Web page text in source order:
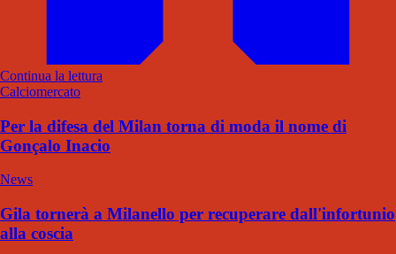
Continua la lettura
Calciomercato
Per la difesa del Milan torna di moda il nome di
Gonçalo Inacio
News
Gila tornerà a Milanello per recuperare dall'infortunio
alla coscia